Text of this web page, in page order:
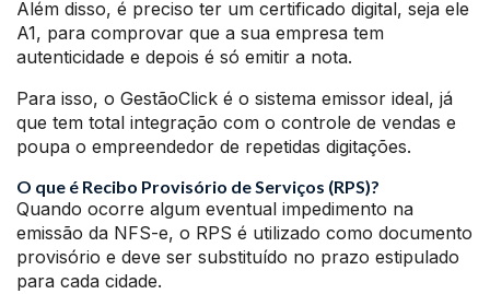
Além disso, é preciso ter um certificado digital, seja ele
A1, para comprovar que a sua empresa tem
autenticidade e depois é só emitir a nota.
Para isso, o GestãoClick é o sistema emissor ideal, já
que tem total integração com o controle de vendas e
poupa o empreendedor de repetidas digitações.
O que é Recibo Provisório de Serviços (RPS)?
Quando ocorre algum eventual impedimento na
emissão da NFS-e, o RPS é utilizado como documento
provisório e deve ser substituído no prazo estipulado
para cada cidade.